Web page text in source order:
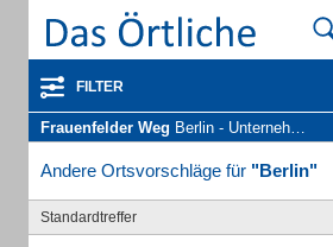
FILTER
Frauenfelder Weg Berlin - Unternehmen und Personen
Andere Ortsvorschläge für "Berlin"
Standardtreffer